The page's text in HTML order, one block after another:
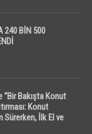
240 BİN 500
“Bir Bakışta Konut
Konut
Sürerken, İlk El ve